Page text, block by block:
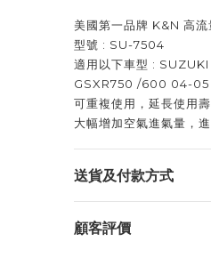
美國第一品牌 K&N 高流
型號 : SU-7504
適用以下車型 : SUZUKI
GSXR750 /600 04-05
可重複使用，延長使用
大幅增加空氣進氣量，
送貨及付款方式
顧客評價